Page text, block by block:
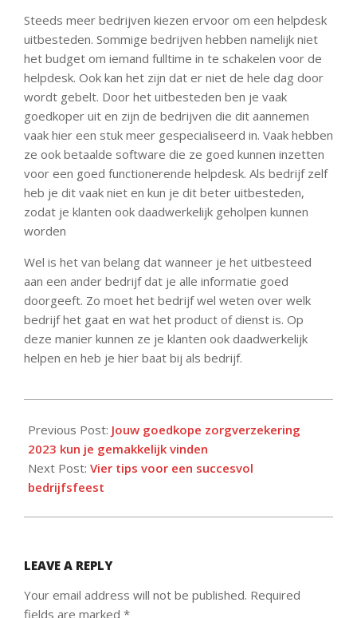
Steeds meer bedrijven kiezen ervoor om een helpdesk
uitbesteden. Sommige bedrijven hebben namelijk niet
het budget om iemand fulltime in te schakelen voor de
helpdesk. Ook kan het zijn dat er niet de hele dag door
wordt gebelt. Door het uitbesteden ben je vaak
goedkoper uit en zijn de bedrijven die dit aannemen
vaak hier een stuk meer gespecialiseerd in. Vaak hebben
ze ook betaalde software die ze goed kunnen inzetten
voor een goed functionerende helpdesk. Als bedrijf zelf
heb je dit vaak niet en kun je dit beter uitbesteden,
zodat je klanten ook daadwerkelijk geholpen kunnen
worden
Wel is het van belang dat wanneer je het uitbesteed
aan een ander bedrijf dat je alle informatie goed
doorgeeft. Zo moet het bedrijf wel weten over welk
bedrijf het gaat en wat het product of dienst is. Op
deze manier kunnen ze je klanten ook daadwerkelijk
helpen en heb je hier baat bij als bedrijf.
02-
22
Previous Post: Jouw goedkope zorgverzekering
2023 kun je gemakkelijk vinden
Next Post: Vier tips voor een succesvol
bedrijfsfeest
LEAVE A REPLY
Your email address will not be published. Required
fields are marked *